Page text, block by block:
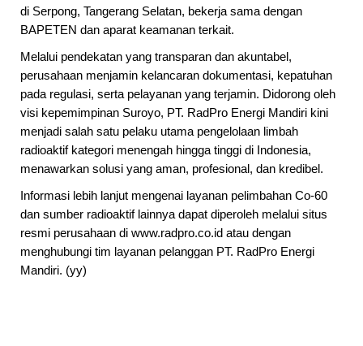
di Serpong, Tangerang Selatan, bekerja sama dengan
BAPETEN dan aparat keamanan terkait.
Melalui pendekatan yang transparan dan akuntabel,
perusahaan menjamin kelancaran dokumentasi, kepatuhan
pada regulasi, serta pelayanan yang terjamin. Didorong oleh
visi kepemimpinan Suroyo, PT. RadPro Energi Mandiri kini
menjadi salah satu pelaku utama pengelolaan limbah
radioaktif kategori menengah hingga tinggi di Indonesia,
menawarkan solusi yang aman, profesional, dan kredibel.
Informasi lebih lanjut mengenai layanan pelimbahan Co-60
dan sumber radioaktif lainnya dapat diperoleh melalui situs
resmi perusahaan di www.radpro.co.id atau dengan
menghubungi tim layanan pelanggan PT. RadPro Energi
Mandiri. (yy)